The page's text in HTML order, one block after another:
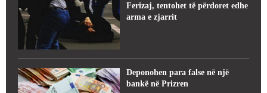
Ferizaj, tentohet të përdoret edhe
arma e zjarrit
Deponohen para false në një
bankë në Prizren